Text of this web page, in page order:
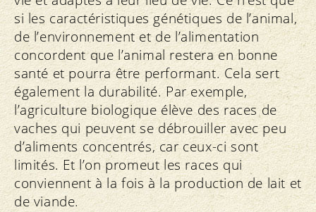
si les caractéristiques génétiques de l’animal,
de l’environnement et de l’alimentation
concordent que l’animal restera en bonne
santé et pourra être performant. Cela sert
également la durabilité. Par exemple,
l’agriculture biologique élève des races de
vaches qui peuvent se débrouiller avec peu
d’aliments concentrés, car ceux-ci sont
limités. Et l’on promeut les races qui
conviennent à la fois à la production de lait et
de viande.